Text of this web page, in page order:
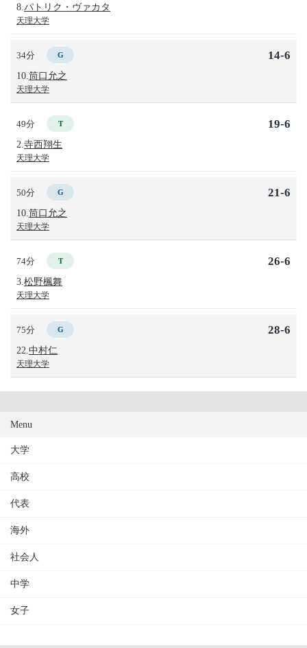
8. パトリク・ヴァカタ
天理大学
34分 G
10. 筒口允之
天理大学
14-6
49分 T
2. 寺西翔生
天理大学
19-6
50分 G
10. 筒口允之
天理大学
21-6
74分 T
3. 松野楓舞
天理大学
26-6
75分 G
22. 中村仁
天理大学
28-6
Menu
大学
高校
代表
海外
社会人
中学
女子